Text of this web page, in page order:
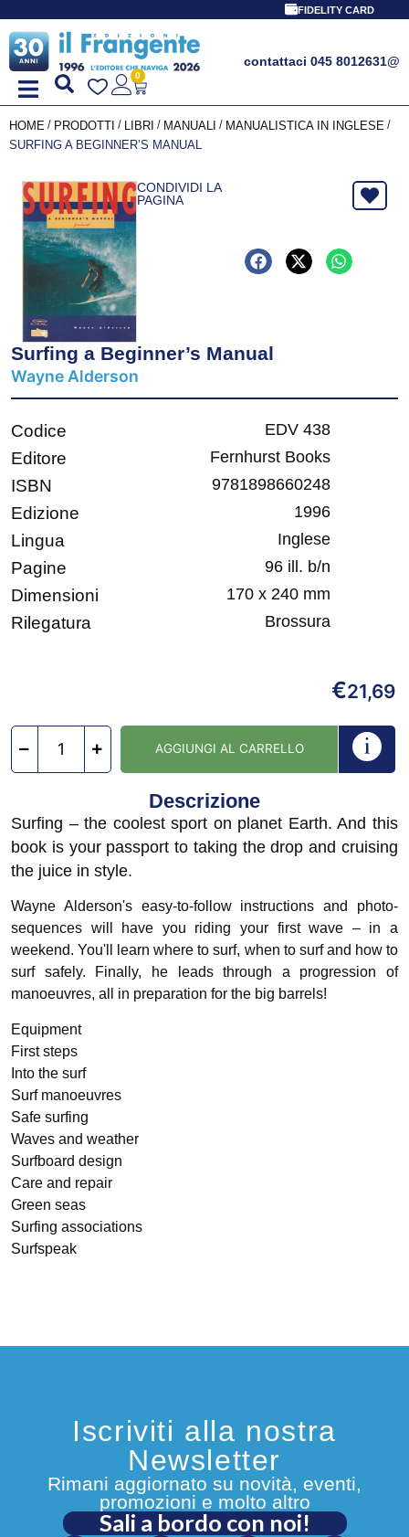
FIDELITY CARD
contattaci 045 8012631@
0
HOME / PRODOTTI / LIBRI / MANUALI / MANUALISTICA IN INGLESE /
SURFING A BEGINNER’S MANUAL
CONDIVIDI LA
PAGINA
Surfing a Beginner’s Manual
Wayne Alderson
Codice EDV 438
Editore Fernhurst Books
ISBN 9781898660248
Edizione 1996
Lingua Inglese
Pagine 96 ill. b/n
Dimensioni 170 x 240 mm
Rilegatura Brossura
€21,69
AGGIUNGI AL CARRELLO
Descrizione
Surfing – the coolest sport on planet Earth. And this
book is your passport to taking the drop and cruising
the juice in style.
Wayne Alderson's easy-to-follow instructions and photo-
sequences will have you riding your first wave – in a
weekend. You'll learn where to surf, when to surf and how to
surf safely. Finally, he leads through a progression of
manoeuvres, all in preparation for the big barrels!
Equipment
First steps
Into the surf
Surf manoeuvres
Safe surfing
Waves and weather
Surfboard design
Care and repair
Green seas
Surfing associations
Surfspeak
Iscriviti alla nostra
Newsletter
Rimani aggiornato su novità, eventi,
promozioni e molto altro
Sali a bordo con noi!